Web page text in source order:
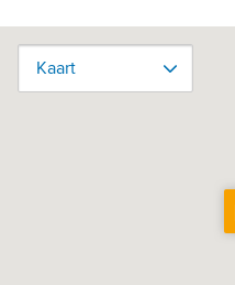
Kaart
Kaart